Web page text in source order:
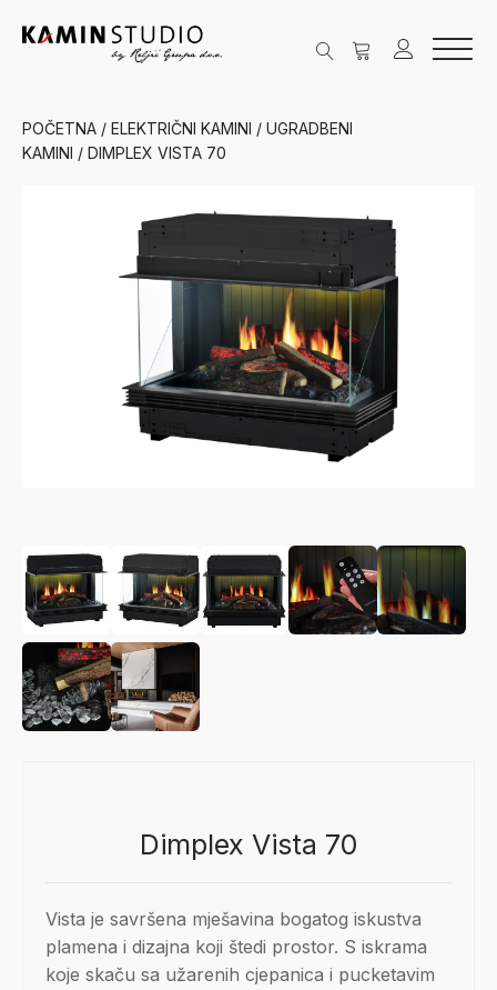
POČETNA / ELEKTRIČNI KAMINI / UGRADBENI
KAMINI / DIMPLEX VISTA 70
Dimplex Vista 70
Vista je savršena mješavina bogatog iskustva
plamena i dizajna koji štedi prostor. S iskrama
koje skaču sa užarenih cjepanica i pucketavim